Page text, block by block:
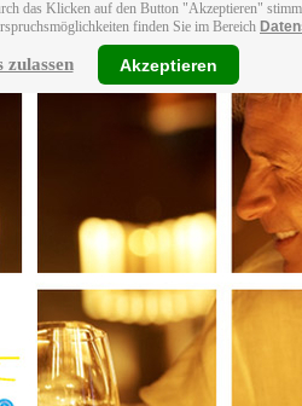
das Klicken auf den Button "Akzeptieren"
finden Sie im Bereich
zulassen Akzeptieren